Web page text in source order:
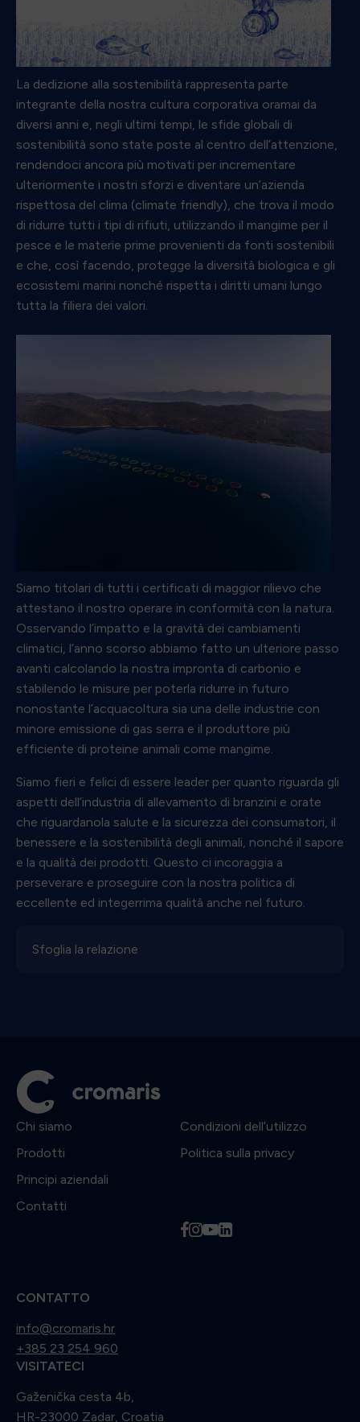
La dedizione alla sostenibilità rappresenta parte
integrante della nostra cultura corporativa oramai da
diversi anni e, negli ultimi tempi, le sfide globali di
sostenibilità sono state poste al centro dell’attenzione,
rendendoci ancora più motivati per incrementare
ulteriormente i nostri sforzi e diventare un’azienda
rispettosa del clima (climate friendly), che trova il modo
di ridurre tutti i tipi di rifiuti, utilizzando il mangime per il
pesce e le materie prime provenienti da fonti sostenibili
e che, così facendo, protegge la diversità biologica e gli
ecosistemi marini nonché rispetta i diritti umani lungo
tutta la filiera dei valori.
Siamo titolari di tutti i certificati di maggior rilievo che
attestano il nostro operare in conformità con la natura.
Osservando l’impatto e la gravità dei cambiamenti
climatici, l’anno scorso abbiamo fatto un ulteriore passo
avanti calcolando la nostra impronta di carbonio e
stabilendo le misure per poterla ridurre in futuro
nonostante l’acquacoltura sia una delle industrie con
minore emissione di gas serra e il produttore più
efficiente di proteine animali come mangime.
Siamo fieri e felici di essere leader per quanto riguarda gli
aspetti dell’industria di allevamento di branzini e orate
che riguardanola salute e la sicurezza dei consumatori, il
benessere e la sostenibilità degli animali, nonché il sapore
e la qualità dei prodotti. Questo ci incoraggia a
perseverare e proseguire con la nostra politica di
eccellente ed integerrima qualità anche nel futuro.
Sfoglia la relazione
Chi siamo
Prodotti
Principi aziendali
Contatti
Condizioni dell’utilizzo
Politica sulla privacy
fiyl
CONTATTO
info@cromaris.hr
+385 23 254 960
VISITATECI
Gaženička cesta 4b,
HR-23000 Zadar, Croatia